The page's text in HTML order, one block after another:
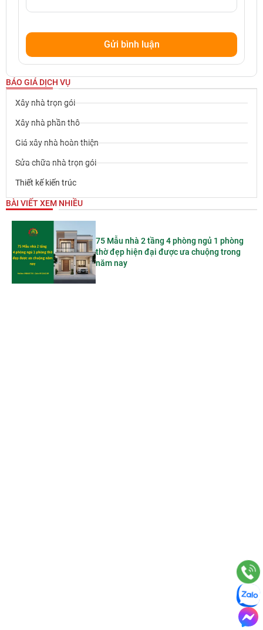
BÁO GIÁ DỊCH VỤ
Xây nhà trọn gói
Xây nhà phần thô
Giá xây nhà hoàn thiện
Sửa chữa nhà trọn gói
Thiết kế kiến trúc
BÀI VIẾT XEM NHIỀU
75 Mẫu nhà 2 tầng 4 phòng ngủ 1 phòng
thờ đẹp hiện đại được ưa chuộng trong
năm nay